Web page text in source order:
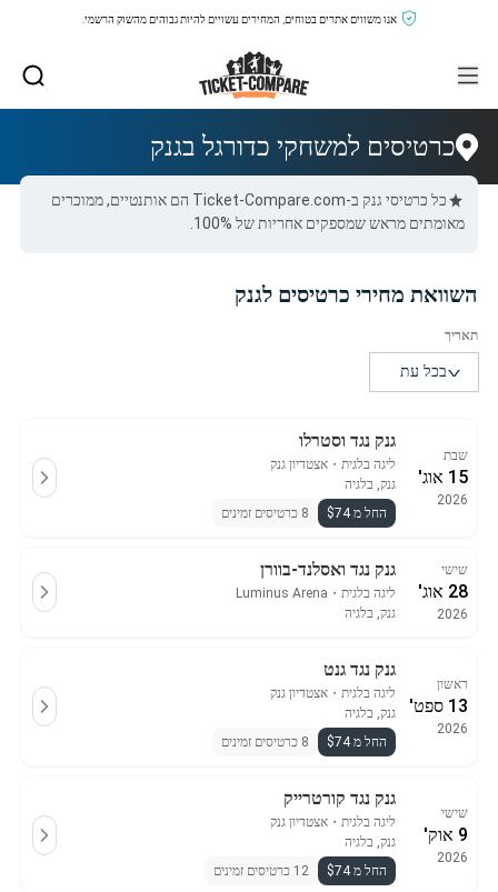
אנו משווים אתרים בטוחים, המחירים עשויים להיות גבוהים מהשוק הרשמי.
כרטיסים למשחקי כדורגל בגנק
כל כרטיסי גנק ב-Ticket-Compare.com הם אותנטיים, ממוכרים
מאומתים מראש שמספקים אחריות של 100%.
השוואת מחירי כרטיסים לגנק
שבת
15 אוג'
2026
גנק נגד וסטרלו
ליגה בלגית ・ אצטדיון גנק
גנק, בלגיה
החל מ $74
8 כרטיסים זמינים
שישי
28 אוג'
2026
גנק נגד ואסלנד-בוורן
ליגה בלגית ・
Luminus Arena
גנק, בלגיה
ראשון
13 ספט'
2026
גנק נגד גנט
ליגה בלגית ・ אצטדיון גנק
גנק, בלגיה
החל מ $74
8 כרטיסים זמינים
שישי
9 אוק'
2026
גנק נגד קורטרייק
ליגה בלגית ・ אצטדיון גנק
גנק, בלגיה
החל מ $74
12 כרטיסים זמינים